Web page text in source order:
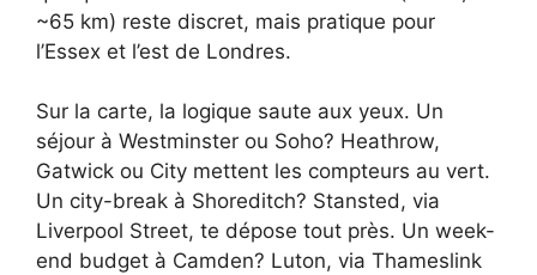
~65 km) reste discret, mais pratique pour
l’Essex et l’est de Londres.
Sur la carte, la logique saute aux yeux. Un
séjour à Westminster ou Soho? Heathrow,
Gatwick ou City mettent les compteurs au vert.
Un city-break à Shoreditch? Stansted, via
Liverpool Street, te dépose tout près. Un week-
end budget à Camden? Luton, via Thameslink